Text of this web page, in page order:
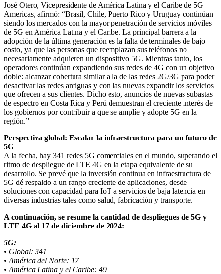
José Otero, Vicepresidente de América Latina y el Caribe de 5G
Americas, afirmó: “Brasil, Chile, Puerto Rico y Uruguay continúan
siendo los mercados con la mayor penetración de servicios móviles
de 5G en América Latina y el Caribe. La principal barrera a la
adopción de la última generación es la falta de terminales de bajo
costo, ya que las personas que reemplazan sus teléfonos no
necesariamente adquieren un dispositivo 5G. Mientras tanto, los
operadores continúan expandiendo sus redes de 4G con un objetivo
doble: alcanzar cobertura similar a la de las redes 2G/3G para poder
desactivar las redes antiguas y con las nuevas expandir los servicios
que ofrecen a sus clientes. Dicho esto, anuncios de nuevas subastas
de espectro en Costa Rica y Perú demuestran el creciente interés de
los gobiernos por contribuir a que se amplíe y adopte 5G en la
región.”
Perspectiva global: Escalar la infraestructura para un futuro de
5G
A la fecha, hay 341 redes 5G comerciales en el mundo, superando el
ritmo de despliegue de LTE 4G en la etapa equivalente de su
desarrollo. Se prevé que la inversión continua en infraestructura de
5G dé respaldo a un rango creciente de aplicaciones, desde
soluciones con capacidad para IoT a servicios de baja latencia en
diversas industrias tales como salud, fabricación y transporte.
A continuación, se resume la cantidad de despliegues de 5G y
LTE 4G al 17 de diciembre de 2024:
5G:
• Global: 341
• América del Norte: 17
• América Latina y el Caribe: 49